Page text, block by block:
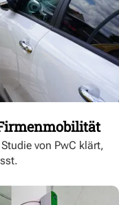
von PwC klärt,